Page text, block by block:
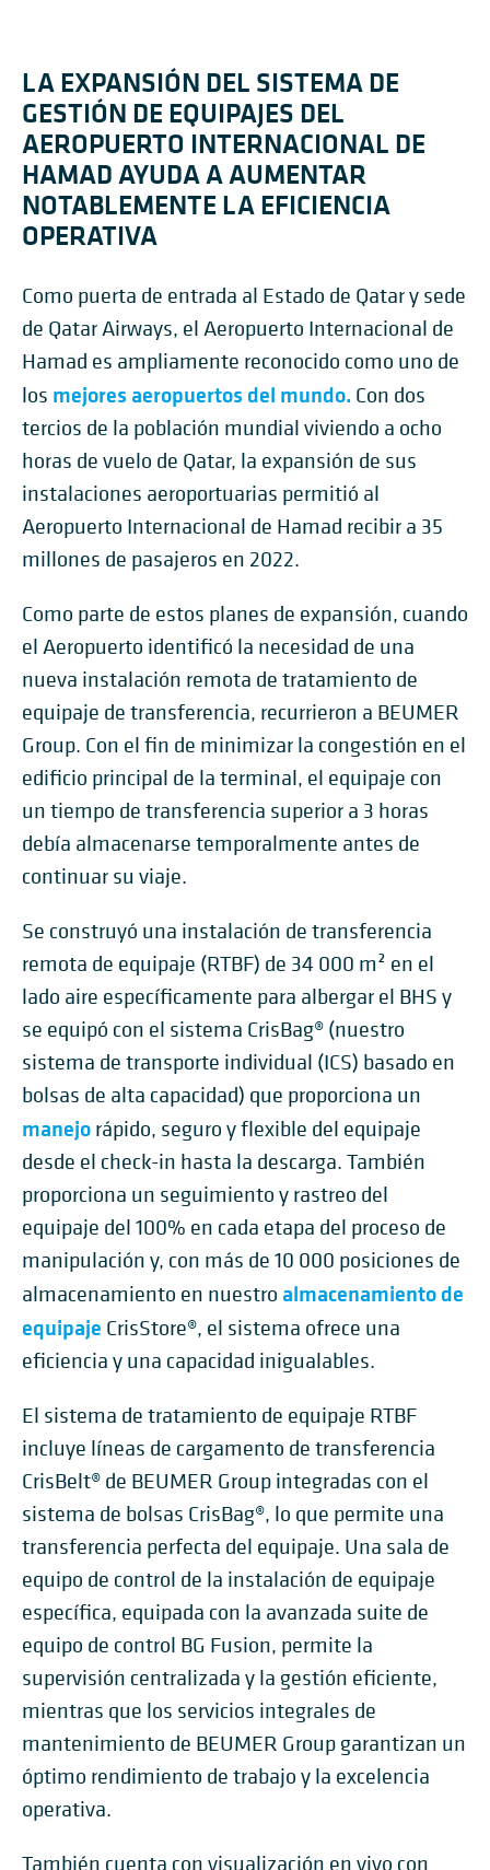
LA EXPANSIÓN DEL SISTEMA DE
GESTIÓN DE EQUIPAJES DEL
AEROPUERTO INTERNACIONAL DE
HAMAD AYUDA A AUMENTAR
NOTABLEMENTE LA EFICIENCIA
OPERATIVA
Como puerta de entrada al Estado de Qatar y sede
de Qatar Airways, el Aeropuerto Internacional de
Hamad es ampliamente reconocido como uno de
los mejores aeropuertos del mundo. Con dos
tercios de la población mundial viviendo a ocho
horas de vuelo de Qatar, la expansión de sus
instalaciones aeroportuarias permitió al
Aeropuerto Internacional de Hamad recibir a 35
millones de pasajeros en 2022.
Como parte de estos planes de expansión, cuando
el Aeropuerto identificó la necesidad de una
nueva instalación remota de tratamiento de
equipaje de transferencia, recurrieron a BEUMER
Group. Con el fin de minimizar la congestión en el
edificio principal de la terminal, el equipaje con
un tiempo de transferencia superior a 3 horas
debía almacenarse temporalmente antes de
continuar su viaje.
Se construyó una instalación de transferencia
remota de equipaje (RTBF) de 34 000 m² en el
lado aire específicamente para albergar el BHS y
se equipó con el sistema CrisBag® (nuestro
sistema de transporte individual (ICS) basado en
bolsas de alta capacidad) que proporciona un
manejo rápido, seguro y flexible del equipaje
desde el check-in hasta la descarga. También
proporciona un seguimiento y rastreo del
equipaje del 100% en cada etapa del proceso de
manipulación y, con más de 10 000 posiciones de
almacenamiento en nuestro almacenamiento de
equipaje CrisStore®, el sistema ofrece una
eficiencia y una capacidad inigualables.
El sistema de tratamiento de equipaje RTBF
incluye líneas de cargamento de transferencia
CrisBelt® de BEUMER Group integradas con el
sistema de bolsas CrisBag®, lo que permite una
transferencia perfecta del equipaje. Una sala de
equipo de control de la instalación de equipaje
específica, equipada con la avanzada suite de
equipo de control BG Fusion, permite la
supervisión centralizada y la gestión eficiente,
mientras que los servicios integrales de
mantenimiento de BEUMER Group garantizan un
óptimo rendimiento de trabajo y la excelencia
operativa.
También cuenta con visualización en vivo con